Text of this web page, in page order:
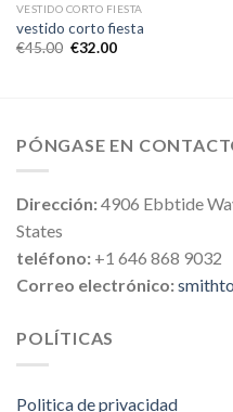
VESTIDO CORTO FIESTA
vestido corto fiesta
€45.00 €32.00
PÓNGASE EN
Dirección:4906 Ebbtide
States
teléfono: +1 646 868 9032
Correo electrónico:
POLÍTICAS
Politica de privacidad